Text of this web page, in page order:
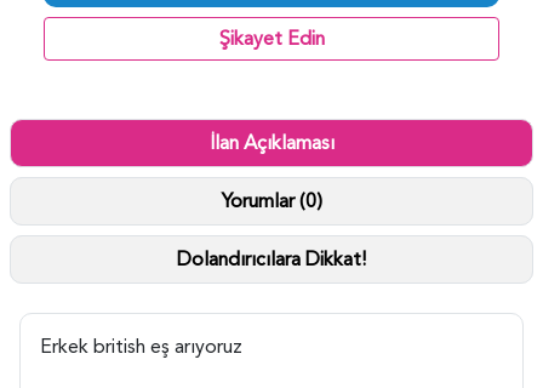
Şikayet Edin
İlan Açıklaması
Yorumlar (0)
Dolandırıcılara Dikkat!
Erkek british eş arıyoruz